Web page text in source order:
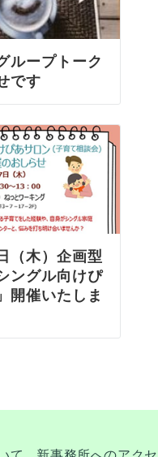
ループトーク
です
（木）企画型
ングル向けぴ
開催いたしま